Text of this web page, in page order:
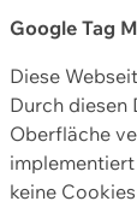
Google Tag
Diese
Durch diesen
Oberfläche
keine